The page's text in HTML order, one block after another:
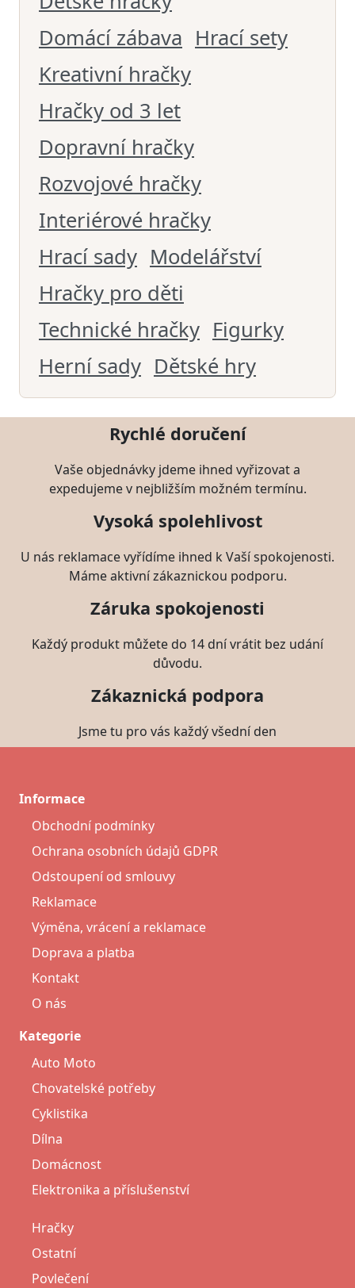
Domácí zábava Hrací sety
Kreativní hračky
Hračky od 3 let
Dopravní hračky
Rozvojové hračky
Interiérové hračky
Hrací sady Modelářství
Hračky pro děti
Technické hračky Figurky
Herní sady Dětské hry
Rychlé doručení
Vaše objednávky jdeme ihned vyřizovat a
expedujeme v nejbližším možném termínu.
Vysoká spolehlivost
U nás reklamace vyřídíme ihned k Vaší spokojenosti.
Máme aktivní zákaznickou podporu.
Záruka spokojenosti
Každý produkt můžete do 14 dní vrátit bez udání
důvodu.
Zákaznická podpora
Jsme tu pro vás každý všední den
Informace
Obchodní podmínky
Ochrana osobních údajů GDPR
Odstoupení od smlouvy
Reklamace
Výměna, vrácení a reklamace
Doprava a platba
Kontakt
O nás
Kategorie
Auto Moto
Chovatelské potřeby
Cyklistika
Dílna
Domácnost
Elektronika a příslušenství
Hračky
Ostatní
Povlečení